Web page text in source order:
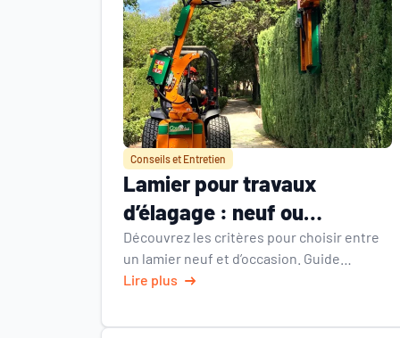
Conseils et Entretien
Lamier pour travaux
d’élagage : neuf ou
d’occasion, comment
choisir ?
Découvrez les critères pour choisir entre
un lamier neuf et d’occasion. Guide
complet avec comparaison,
Coup’Eco.
Lire plus